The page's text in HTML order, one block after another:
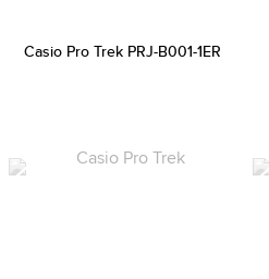
Casio Pro Trek PRJ-B001-1ER